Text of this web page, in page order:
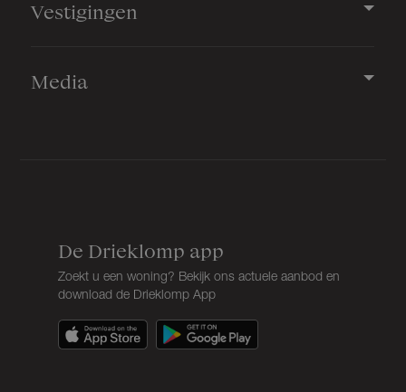
Vestigingen
Media
De Drieklomp app
Zoekt u een woning? Bekijk ons actuele aanbod en
download de Drieklomp App